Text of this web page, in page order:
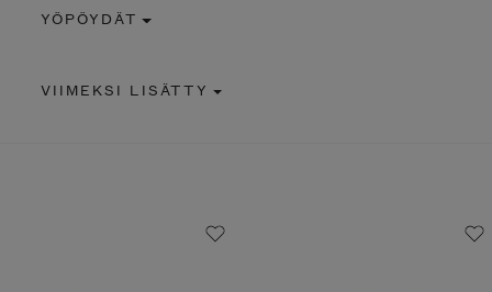
YÖPÖYDÄT
VIIMEKSI LISÄTTY